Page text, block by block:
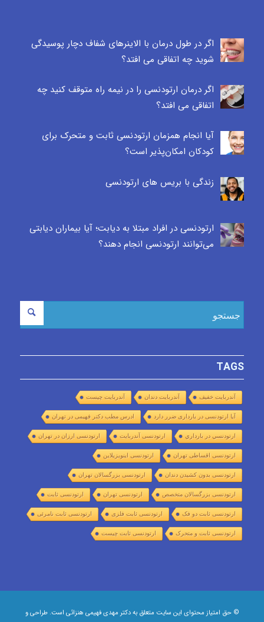
اگر در طول درمان با الاینرهای شفاف دچار پوسیدگی
شوید چه اتفاقی می افتد؟
اگر درمان ارتودنسی را در نیمه راه متوقف کنید چه
اتفاقی می افتد؟
آیا انجام همزمان ارتودنسی ثابت و متحرک برای
کودکان امکان‌پذیر است؟
زندگی با بریس های ارتودنسی
ارتودنسی در افراد مبتلا به دیابت؛ آیا بیماران دیابتی
می‌توانند ارتودنسی انجام دهند؟
TAGS
آندربایت خفیف آندربایت دندان آندربایت چیست
آیا ارتودنسی در بارداری ضرر دارد ادرس مطب دکتر فهیمی در تهران
ارتودنسي در بارداري ارتودنسی آندربایت ارتودنسی ارزان در تهران
ارتودنسی اقساطی تهران ارتودنسی اینویزیلاین
ارتودنسی بدون کشیدن دندان ارتودنسی بزرگسالان تهران
ارتودنسی بزرگسالان متخصص ارتودنسی تهران ارتودنسی ثابت
ارتودنسی ثابت دو فک ارتودنسی ثابت فلزی ارتودنسی ثابت نامرئی
ارتودنسی ثابت و متحرک ارتودنسی ثابت چیست
© حق امتیاز محتوای این سایت متعلق به دکتر مهدی فهیمی هنزائی است. طراحی و